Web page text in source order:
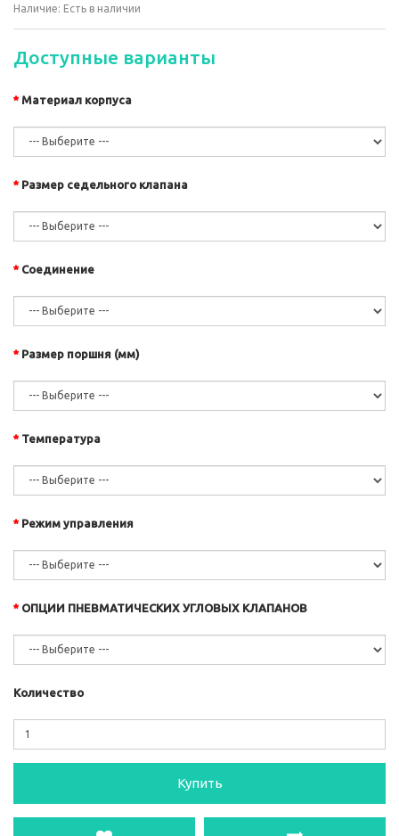
Наличие: Есть в наличии
Доступные варианты
Материал корпуса
Размер седельного клапана
Соединение
Размер поршня (мм)
Температура
Режим управления
ОПЦИИ ПНЕВМАТИЧЕСКИХ УГЛОВЫХ КЛАПАНОВ
Количество
Купить